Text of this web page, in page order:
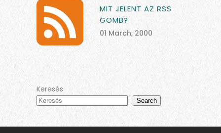
MIT JELENT AZ RSS
GOMB?
01 March, 2000
Keresés
Search